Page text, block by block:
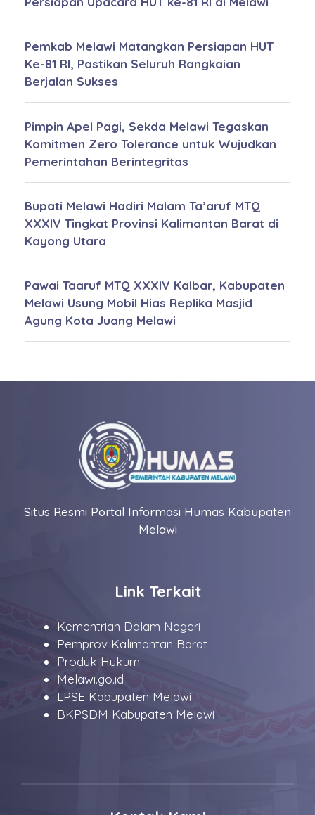
Pemkab Melawi Matangkan Persiapan HUT
Ke-81 RI, Pastikan Seluruh Rangkaian
Berjalan Sukses
Pimpin Apel Pagi, Sekda Melawi Tegaskan
Komitmen Zero Tolerance untuk Wujudkan
Pemerintahan Berintegritas
Bupati Melawi Hadiri Malam Ta’aruf MTQ
XXXIV Tingkat Provinsi Kalimantan Barat di
Kayong Utara
Pawai Taaruf MTQ XXXIV Kalbar, Kabupaten
Melawi Usung Mobil Hias Replika Masjid
Agung Kota Juang Melawi
Situs Resmi Portal Informasi Humas Kabupaten
Melawi
Link Terkait
Kementrian Dalam Negeri
Pemprov Kalimantan Barat
Produk Hukum
Melawi.go.id
LPSE Kabupaten Melawi
BKPSDM Kabupaten Melawi